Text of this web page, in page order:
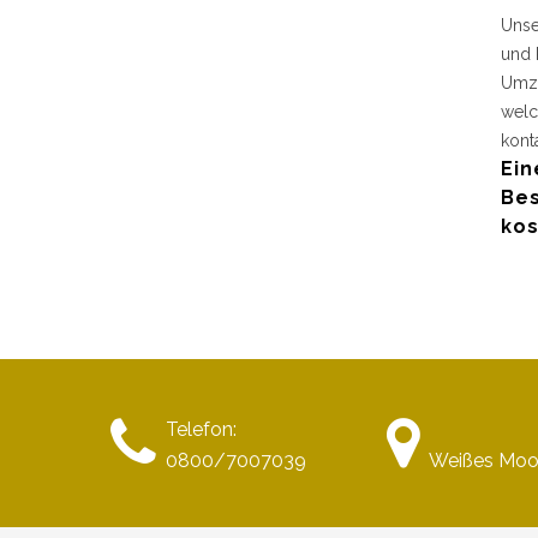
und
Telefon:
0800/7007039
Weißes